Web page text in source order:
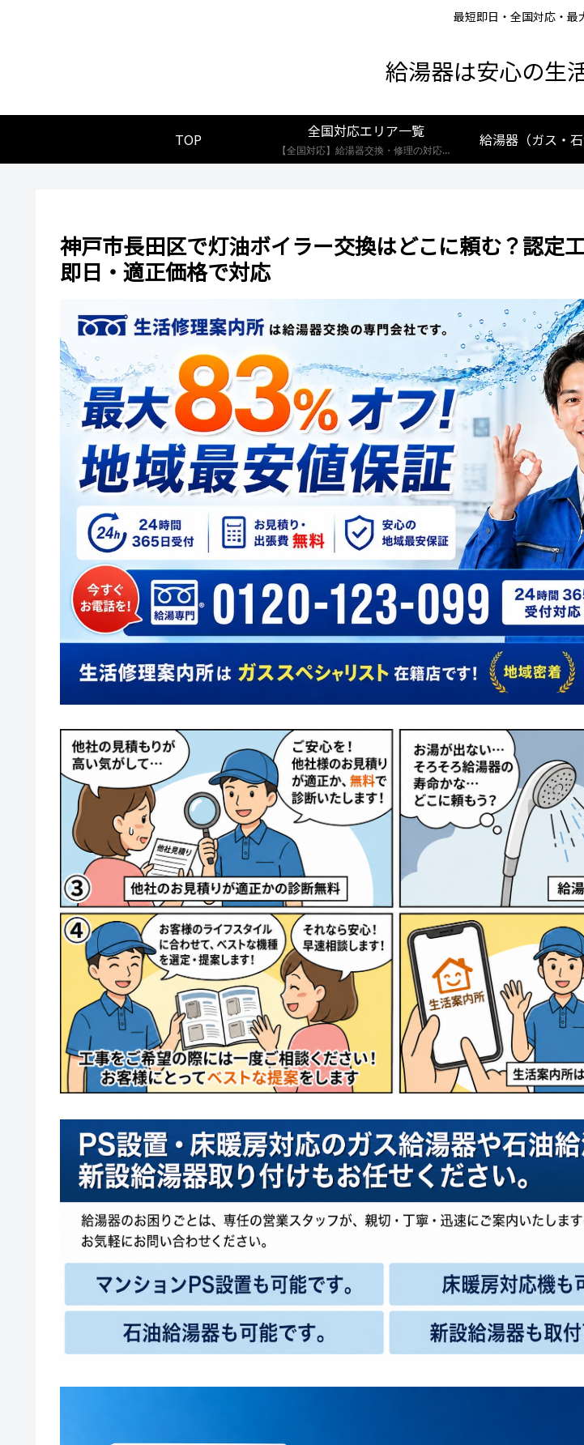
最短即日・全国対応・最
給湯器は安心の生
TOP 全国対応エリア一覧
【全国対応】給湯器交換・修理の対応エリア一覧。北海道から沖縄まで、創業25年の実績あるプロが最短即日で駆けつけます。リンナイ・ノーリツ・パロマなど全メーカー対応。お住まいの地域の施工事例や費用相場をご確認いただけます。
給湯器（ガス・石
神戸市長田区で灯油ボイラー交換はどこに頼む？認定
即日・適正価格で対応